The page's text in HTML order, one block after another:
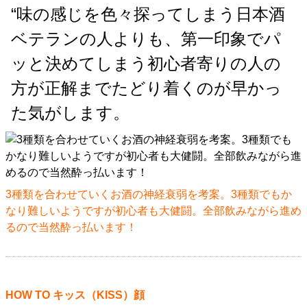
“味の感じを色々探ってしまう日本酒
ベテランの人よりも、第一印象でパ
ッと決めてしまう初心者寄りの人の
方が正解までたどり着くのが早かっ
た気がします。
3種類を合わせていくお酒の神経衰弱を考案。3種類でもか
なり難しいようですが初心者も大健闘。全部飲みながら進め
るので当然酔っ払います！
HOW TO キッス（KISS）顔